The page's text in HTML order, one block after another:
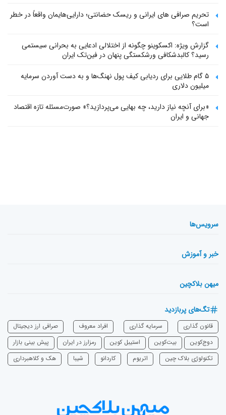
تحریم صرافی های ایرانی و ریسک حضانتی؛ دارایی‌هایمان واقعاً در خطر
است؟
گزارش ویژه: اکسکوینو چگونه از اختلالی ادعایی به بحرانی سیستمی
رسید؟ کالبدشکافی ورشکستگی پنهان در فین‌تک ایران
۵ گام طلایی برای ردیابی کیف پول‌ نهنگ‌ها و به دست آوردن سرمایه
میلیون دلاری
«برای آنچه نیاز دارید، چه بهایی می‌پردازید؟» صورت‌مسئله تازه اقتصاد
جهانی و ایران
سرویس‌ها
خبر و آموزش
میهن بلاکچین
تگ‌های پربازدید
قانون گذاری سرمایه‌ گذاری افراد معروف
صرافی ارز دیجیتال
دوج‌کوین
بیت‌کوین استیبل کوین رمزارز در ایران
پیش بینی بازار
تکنولوژی بلاک چین
اتریوم ‌کاردانو شیبا هک و کلاهبرداری